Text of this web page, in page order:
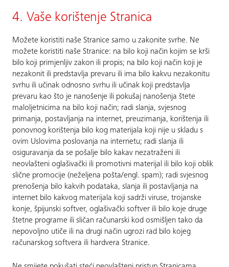
4. Vaše korištenje Stranica
Možete koristiti naše Stranice samo u zakonite svrhe. Ne
možete koristiti naše Stranice: na bilo koji način kojim se krši
bilo koji primjenljiv zakon ili propis; na bilo koji način koji je
nezakonit ili predstavlja prevaru ili ima bilo kakvu nezakonitu
svrhu ili učinak odnosno svrhu ili učinak koji predstavlja
prevaru kao što je nanošenje ili pokušaj nanošenja štete
maloljetnicima na bilo koji način; radi slanja, svjesnog
primanja, postavljanja na internet, preuzimanja, korištenja ili
ponovnog korištenja bilo kog materijala koji nije u skladu s
ovim Uslovima poslovanja na internetu; radi slanja ili
osiguravanja da se pošalje bilo kakav nezatraženi ili
neovlašteni oglašivački ili promotivni materijal ili bilo koji oblik
slične promocije (neželjena pošta/engl. spam); radi svjesnog
prenošenja bilo kakvih podataka, slanja ili postavljanja na
internet bilo kakvog materijala koji sadrži viruse, trojanske
konje, špijunski softver, oglašivački softver ili bilo koje druge
štetne programe ili sličan računarski kod osmišljen tako da
nepovoljno utiče ili na drugi način ugrozi rad bilo kojeg
računarskog softvera ili hardvera Stranice.